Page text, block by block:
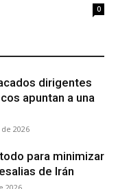
0
dirigentes
apuntan a una
2026
para minimizar
de Irán